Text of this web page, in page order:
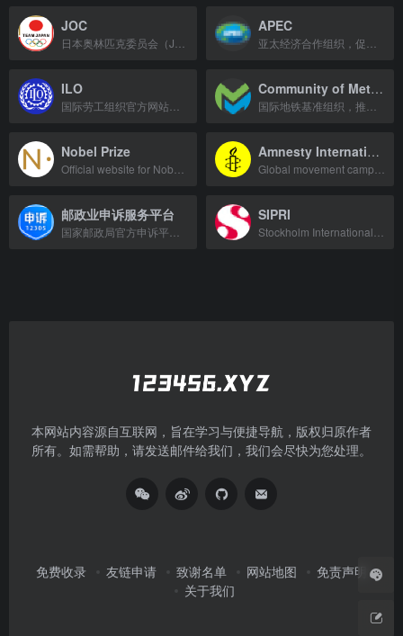
JOC APEC
ILO Community of Metros
Nobel Prize Amnesty International
邮政业申诉服务平台 SIPRI
本网站内容源自互联网，旨在学习与便捷导航，版权归原作者
所有。如需帮助，请发送邮件给我们，我们会尽快为您处理。
免费收录 友链申请 致谢名单 网站地图
免责声明
关于我们